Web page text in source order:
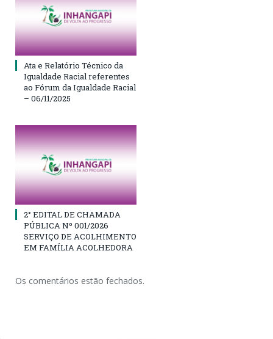
Ata e Relatório Técnico da
Igualdade Racial referentes
ao Fórum da Igualdade Racial
– 06/11/2025
2° EDITAL DE CHAMADA
PÚBLICA Nº 001/2026
SERVIÇO DE ACOLHIMENTO
EM FAMÍLIA ACOLHEDORA
Os comentários estão fechados.